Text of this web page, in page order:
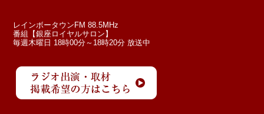
レインボータウンFM 88.5MHz
番組【銀座ロイヤルサロン】
毎週木曜日 18時00分～18時20分 放送中